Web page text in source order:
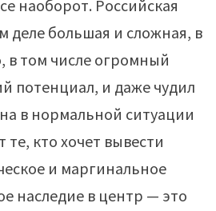
наоборот. Российская
деле большая и сложная, в
в том числе огромный
потенциал, и даже чудил
в нормальной ситуации
те, кто хочет вывести
и маргинальное
наследие в центр — это